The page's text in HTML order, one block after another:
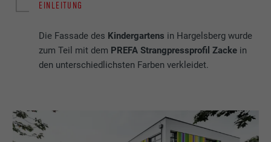
EINLEITUNG
Die Fassade des Kindergartens in Hargelsberg wurde
zum Teil mit dem PREFA Strangpressprofil Zacke in
den unterschiedlichsten Farben verkleidet.